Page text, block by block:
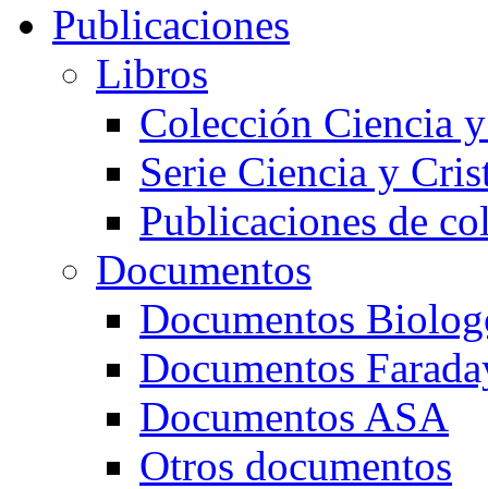
Publicaciones
Libros
Colección Ciencia
Serie Ciencia y
Publicaciones de
Documentos
Documentos
Documentos
Documentos ASA
Otros documentos